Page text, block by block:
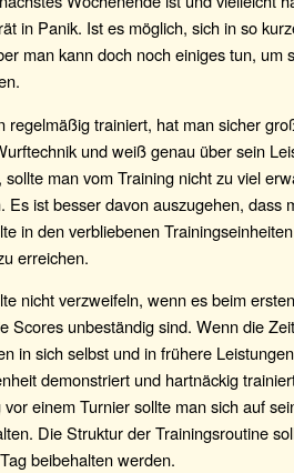
in Panik. Ist es möglich, sich in so
man kann doch noch einiges tun,
regelmäßig trainiert, hat man sicher
und weiß genau über sein
sollte man vom Training nicht zu viel
Es ist besser davon auszugehen, dass
in den verbliebenen
erreichen.
nicht verzweifeln, wenn es beim
Scores unbeständig sind. Wenn die
in sich selbst und in frühere
demonstriert und hartnäckig
vor einem Turnier sollte man sich auf
Die Struktur der Trainingsroutine
beibehalten werden.